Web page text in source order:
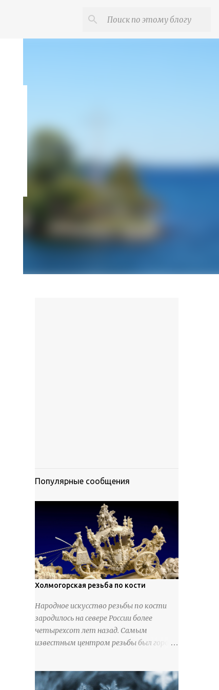
Популярные сообщения
Холмогорская резьба по кости
Народное искусство резьбы по кости
зародилось на севере России более
четырехсот лет назад. Самым
известным центром резьбы был город
служили кости тюленей, рыб и моржей.